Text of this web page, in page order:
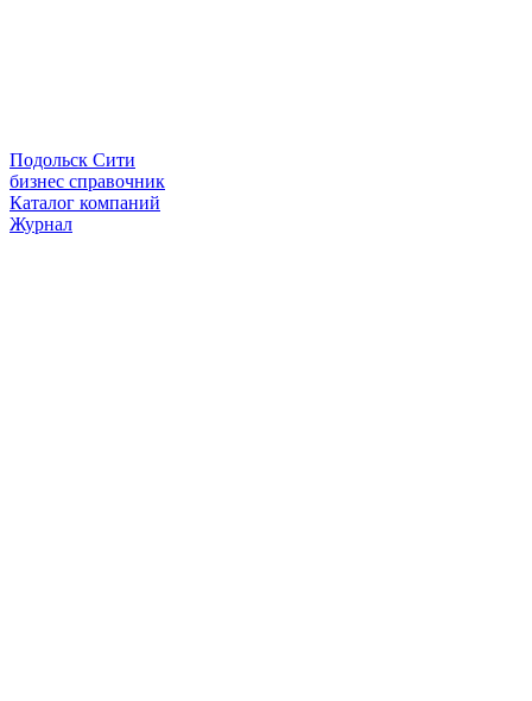
Подольск Сити
бизнес справочник
Каталог компаний
Журнал